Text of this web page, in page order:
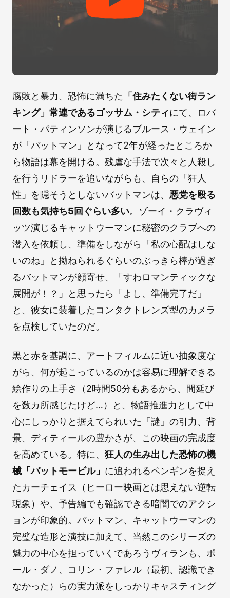
腐敗と暴力、恐怖に満ちた 「住みたくない街ラン
キング」常連であるゴッサム・シティにて、ロバ
ート・パティンソンが演じるブルース・ウェイン
が「バットマン」となって2年が経ったところか
ら物語は幕を開ける。残虐な手法で次々と人殺し
を行うリドラーを追いながらも、自らの「狂人
性」を隠そうとしないバットマンは、 悪党を殴る
回数も気持ち5回ぐらい多い。ゾーイ・クラヴィ
ッツ演じるキャットウーマンに秘密のクラブへの
潜入を依頼し、準備をしながら「私の心配はしな
いのね」と拗ねられるぐらいのぶっきら棒が過ぎ
るバットマンが顔寄せ、「すわロマンティックな
展開が！？」と思ったら「よし、準備完了だ」
と、彼女に装着したコンタクトレンズ型のカメラ
を点検していたのだ。
黒と赤を基調に、アートフィルムに近い抽象度な
がら、何が起こっているのかは容易に理解できる
絵作りの上手さ（2時間50分もあるから、間延び
を数カ所感じたけど…）と、物語推進力として中
心にしっかりと据えてられいた「謎」の引力、背
景、ディティールの豊かさが、この映画の完成度
を高めている。特に、 狂人の生み出した恐怖の機
械「バットモービル」 に追われるペンギンを捉え
たカーチェイス（ヒーロー映画とは思えない逆転
現象）や、予告編でも確認できる暗闇でのアクシ
ョンが印象的。バットマン、キャットウーマンの
完璧な造形と演技に加えて、当然このシリーズの
魅力の中心を担っていくであろうヴィランも、ポ
ール・ダノ、コリン・ファレル（最初、認識でき
なかった）らの実力派をしっかりキャスティング